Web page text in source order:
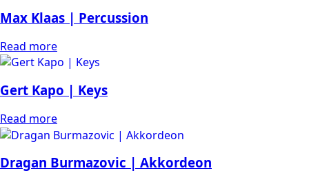
Max Klaas | Percussion
Read more
Gert Kapo | Keys
Read more
Dragan Burmazovic | Akkordeon